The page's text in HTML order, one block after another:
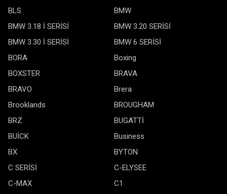
BLS
BMW
BMW 3.18 İ SERİSİ
BMW 3.20 SERİSİ
BMW 3.30 İ SERİSİ
BMW 6 SERİSİ
BORA
Boxing
BOXSTER
BRAVA
BRAVO
Brera
Brooklands
BROUGHAM
BRZ
BUGATTİ
BUİCK
Business
BX
BYTON
C SERİSİ
C-ELYSEE
C-MAX
C1